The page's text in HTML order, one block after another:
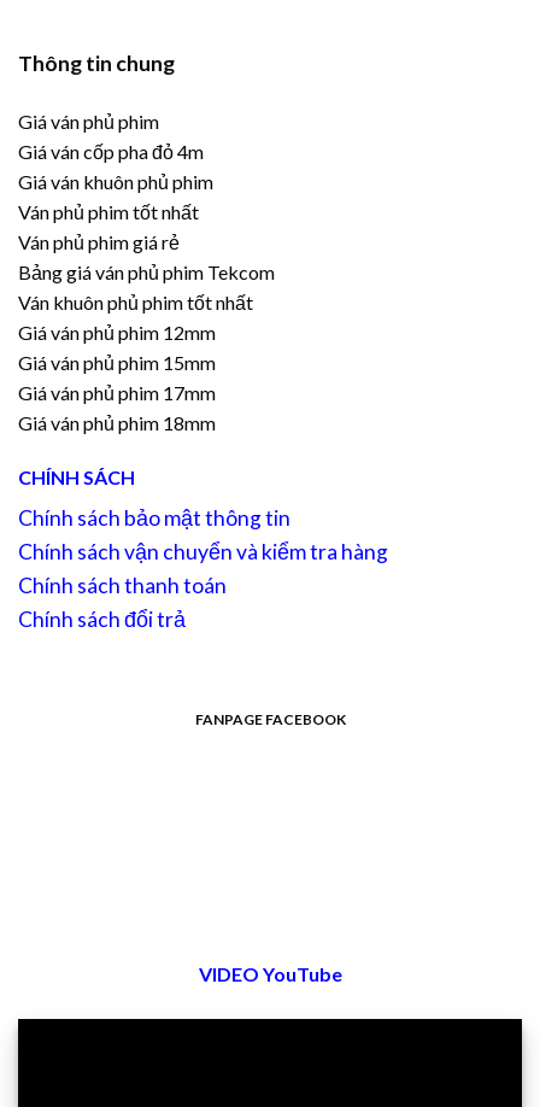
Thông tin chung
Giá ván phủ phim
Giá ván cốp pha đỏ 4m
Giá ván khuôn phủ phim
Ván phủ phim tốt nhất
Ván phủ phim giá rẻ
Bảng giá ván phủ phim Tekcom
Ván khuôn phủ phim tốt nhất
Giá ván phủ phim 12mm
Giá ván phủ phim 15mm
Giá ván phủ phim 17mm
Giá ván phủ phim 18mm
CHÍNH SÁCH
Chính sách bảo mật thông tin
Chính sách vận chuyển và kiểm tra hàng
Chính sách thanh toán
Chính sách đổi trả
FANPAGE FACEBOOK
VIDEO YouTube